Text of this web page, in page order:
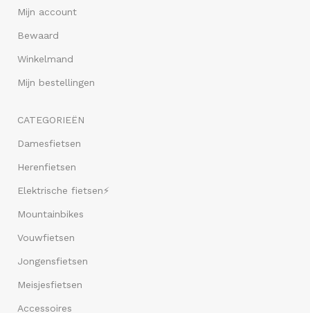
Mijn account
Bewaard
Winkelmand
Mijn bestellingen
CATEGORIEËN
Damesfietsen
Herenfietsen
Elektrische fietsen⚡
Mountainbikes
Vouwfietsen
Jongensfietsen
Meisjesfietsen
Accessoires